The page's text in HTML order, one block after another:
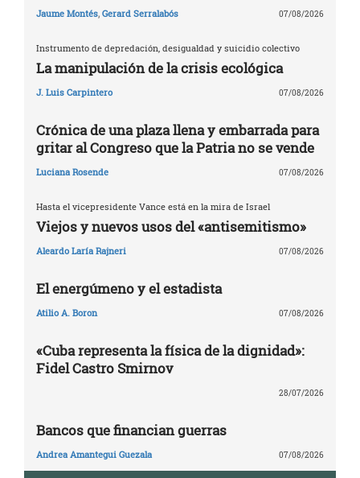
Jaume Montés, Gerard Serralabós 07/08/2026
Instrumento de depredación, desigualdad y suicidio colectivo
La manipulación de la crisis ecológica
J. Luis Carpintero 07/08/2026
Crónica de una plaza llena y embarrada para
gritar al Congreso que la Patria no se vende
Luciana Rosende 07/08/2026
Hasta el vicepresidente Vance está en la mira de Israel
Viejos y nuevos usos del «antisemitismo»
Aleardo Laría Rajneri 07/08/2026
El energúmeno y el estadista
Atilio A. Boron 07/08/2026
«Cuba representa la física de la dignidad»:
Fidel Castro Smirnov
28/07/2026
Bancos que financian guerras
Andrea Amantegui Guezala 07/08/2026